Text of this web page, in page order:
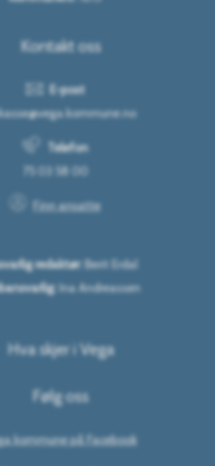
Kontakt oss
E-post
Telefon
75 03 58 00
Finn ansatte
redaktør: Berit Erdal
Ina Andreassen
Hva skjer i Vega
Følg oss
kommune på Facebook